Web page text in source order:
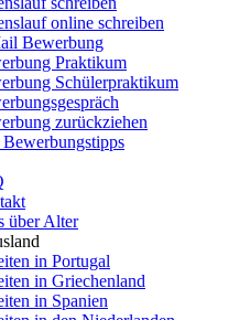
online schreiben
Bewerbung
Praktikum
Schülerpraktikum
zurückziehen
über Alter
in Portugal
in Griechenland
in Spanien